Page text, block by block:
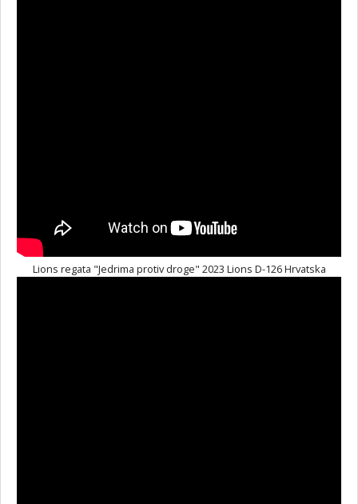
Lions regata "Jedrima protiv droge" 2023 Lions D-126 Hrvatska